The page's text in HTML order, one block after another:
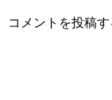
コメントを投稿